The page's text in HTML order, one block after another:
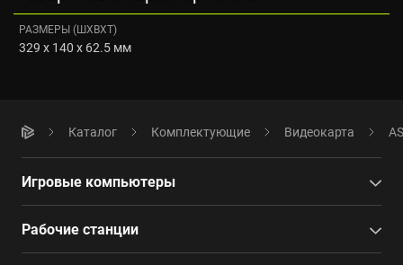
РАЗМЕРЫ (ШXВXТ)
329 x 140 x 62.5 мм
Каталог Комплектующие Видеокарта
Игровые компьютеры
Рабочие станции